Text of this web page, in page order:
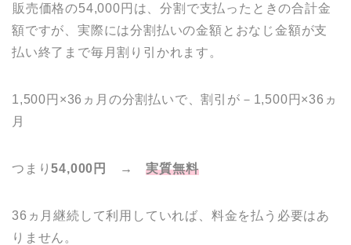
販売価格の54,000円は、分割で支払ったときの合計金
額ですが、実際には分割払いの金額とおなじ金額が支
払い終了まで毎月割り引かれます。
1,500円×36ヵ月の分割払いで、割引が－1,500円×36ヵ
月
つまり54,000円 →実質無料
36ヵ月継続して利用していれば、料金を払う必要はあ
りません。